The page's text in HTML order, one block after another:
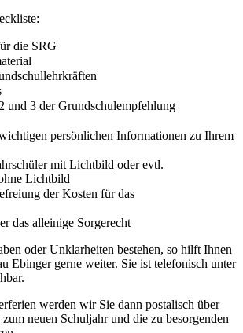
die SRG
und 3 der Grundschulempfehlung
persönlichen Informationen zu Ihrem
mit Lichtbild oder evtl.
Lichtbild
der Kosten für das
das alleinige Sorgerecht
oder Unklarheiten bestehen, so hilft Ihnen
Ebinger gerne weiter. Sie ist telefonisch unter
werden wir Sie dann postalisch über
neuen Schuljahr und die zu besorgenden